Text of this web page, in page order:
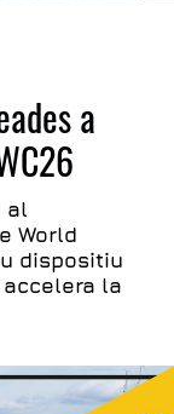
a
al
World
dispositiu
la